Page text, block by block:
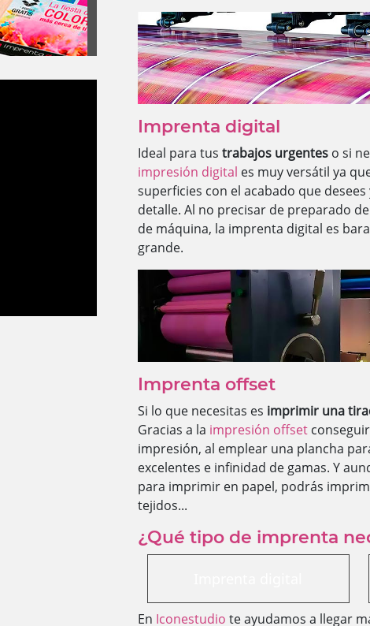
Imprenta digital
Ideal para tus trabajos urgentes o si
impresión digital es muy versátil ya
superficies con el acabado que
detalle. Al no precisar de preparado
de máquina, la imprenta digital es
grande.
Imprenta offset
Si lo que necesitas es imprimir una
Gracias a la impresión offset
impresión, al emplear una plancha
excelentes e infinidad de gamas. Y
para imprimir en papel, podrás
tejidos...
¿Qué tipo de imprenta
En Iconestudio te ayudamos a llegar